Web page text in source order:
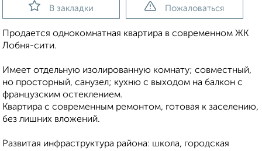
В закладки Пожаловаться
Продается однокомнатная квартира в современном ЖК
Лобня-сити.
Имеет отдельную изолированную комнату; совместный,
но просторный, санузел; кухню с выходом на балкон с
французским остеклением.
Квартира с современным ремонтом, готовая к заселению,
без лишних вложений.
Развитая инфраструктура района: школа, городская